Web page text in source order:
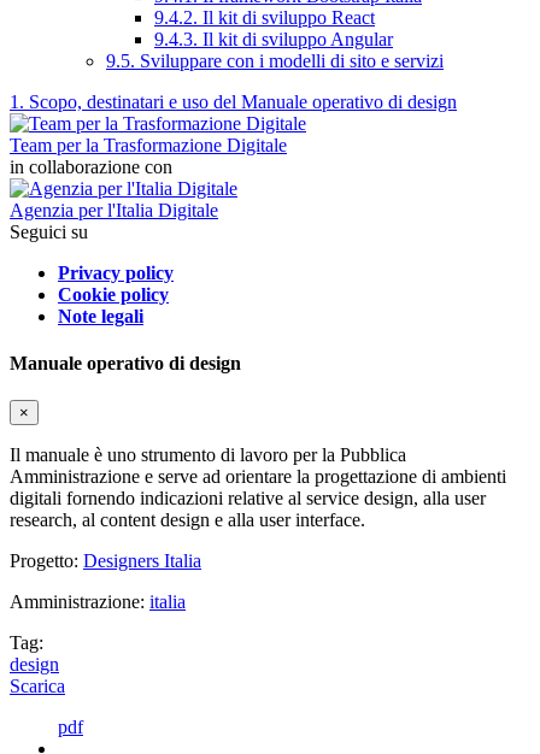
9.4.2. Il kit di sviluppo React
9.4.3. Il kit di sviluppo Angular
9.5. Sviluppare con i modelli di sito e servizi
1. Scopo, destinatari e uso del Manuale operativo di design
Team per la Trasformazione Digitale
in collaborazione con
Agenzia per l'Italia Digitale
Seguici su
Privacy policy
Cookie policy
Note legali
Manuale operativo di design
×
Il manuale è uno strumento di lavoro per la Pubblica
Amministrazione e serve ad orientare la progettazione di ambienti
digitali fornendo indicazioni relative al service design, alla user
research, al content design e alla user interface.
Progetto: Designers Italia
Amministrazione: italia
Tag:
design
Scarica
pdf